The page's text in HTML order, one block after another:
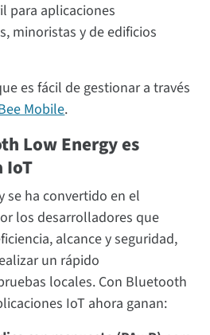
para aplicaciones
minoristas y de edificios
es fácil de gestionar a través
Mobile.
Low Energy es
IoT
se ha convertido en el
los desarrolladores que
alcance y seguridad,
un rápido
locales. Con Bluetooth
IoT ahora ganan: